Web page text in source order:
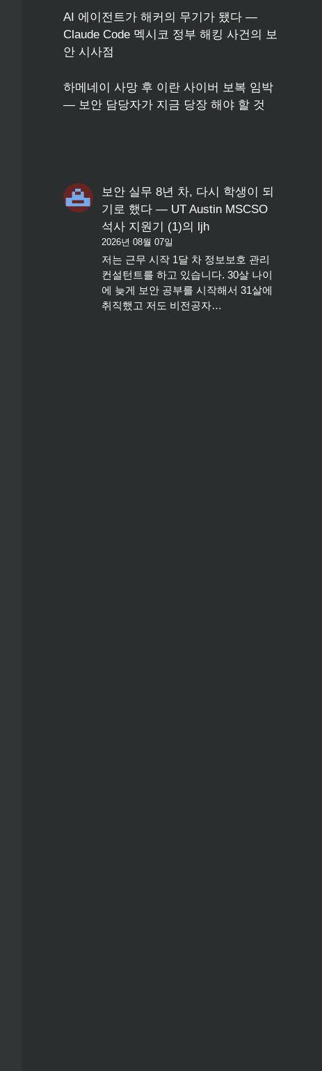
AI 에이전트가 해커의 무기가 됐다 —
Claude Code 멕시코 정부 해킹 사건의 보
안 시사점
하메네이 사망 후 이란 사이버 보복 임박
— 보안 담당자가 지금 당장 해야 할 것
보안 실무 8년 차, 다시 학생이 되
기로 했다 — UT Austin MSCSO
석사 지원기 (1)의 ljh
2026년 08월 07일
저는 근무 시작 1달 차 정보보호 관리
컨설턴트를 하고 있습니다. 30살 나이
에 늦게 보안 공부를 시작해서 31살에
취직했고 저도 비전공자…